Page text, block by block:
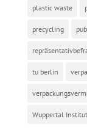
plastic waste
precycling
tu berlin
Wuppertal Institut